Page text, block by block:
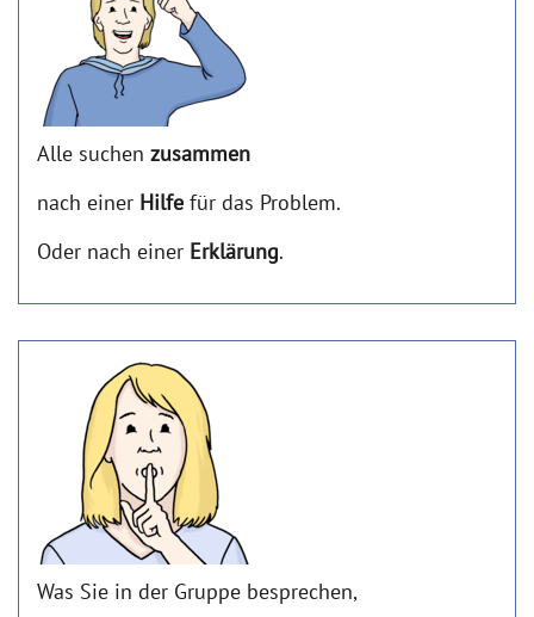
Alle suchen zusammen
nach einer Hilfe für das Problem.
Oder nach einer Erklärung.
Was Sie in der Gruppe besprechen,